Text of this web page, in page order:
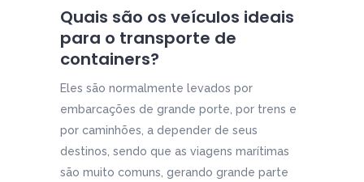
Quais são os veículos ideais
para o transporte de
containers?
Eles são normalmente levados por
embarcações de grande porte, por trens e
por caminhões, a depender de seus
destinos, sendo que as viagens marítimas
são muito comuns, gerando grande parte